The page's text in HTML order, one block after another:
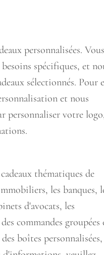
personnalisées. Vous
spécifiques, et
sélectionnés. Pour
et nous
personnaliser votre
thématiques de
les banques,
d'avocats, les
commandes groupées
boîtes personnalisées,